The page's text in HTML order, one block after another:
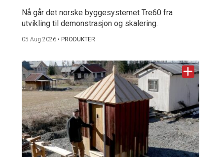
Nå går det norske byggesystemet Tre60 fra
utvikling til demonstrasjon og skalering.
05 Aug 2026 • PRODUKTER